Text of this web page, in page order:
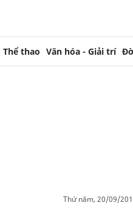
Thể thao Văn hóa - Giải trí
thứ năm, 20/09/